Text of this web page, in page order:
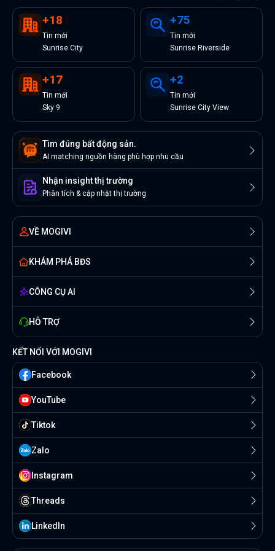
+18
Tin mới
Sunrise City
+75
Tin mới
Sunrise Riverside
+17
Tin mới
Sky 9
+2
Tin mới
Sunrise City View
Tìm đúng bất động sản.
AI matching nguồn hàng phù hợp nhu cầu
Nhận insight thị trường
Phân tích & cập nhật thị trường
VỀ MOGIVI
KHÁM PHÁ BĐS
CÔNG CỤ AI
HỖ TRỢ
KẾT NỐI VỚI MOGIVI
Facebook
YouTube
Tiktok
Zalo
Instagram
Threads
Linkedln